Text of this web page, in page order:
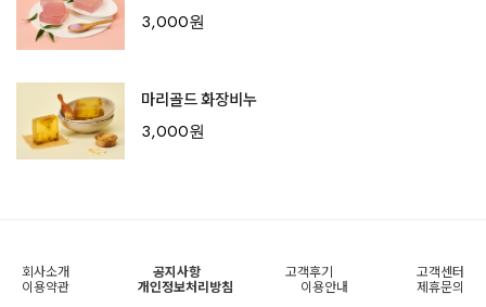
3,000원
마리골드 화장비누
3,000원
회사소개 공지사항 고객후기
고객센터
이용약관
개인정보처리방침 이용안내 제휴문의